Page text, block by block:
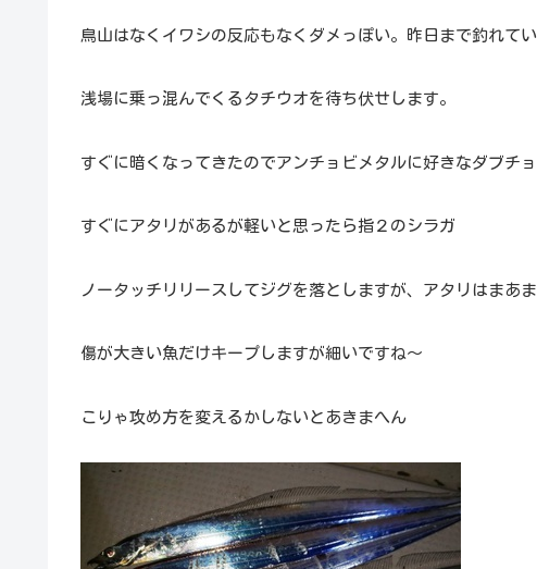
鳥山はなくイワシの反応もなくダメっぽい。昨日まで釣れて
浅場に乗っ混んでくるタチウオを待ち伏せします。
すぐに暗くなってきたのでアンチョビメタルに好きなダブチ
すぐにアタリがあるが軽いと思ったら指２のシラガ
ノータッチリリースしてジグを落としますが、アタリはまあ
傷が大きい魚だけキープしますが細いですね～
こりゃ攻め方を変えるかしないとあきまへん